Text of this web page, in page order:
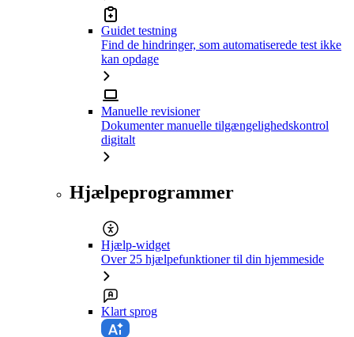
Guidet testning
Find de hindringer, som automatiserede test ikke
kan opdage
Manuelle revisioner
Dokumenter manuelle tilgængelighedskontrol
digitalt
Hjælpeprogrammer
Hjælp-widget
Over 25 hjælpefunktioner til din hjemmeside
Klart sprog